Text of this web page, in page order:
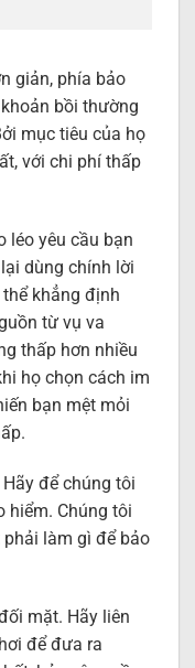
giản, phía bảo
bồi thường
mục tiêu của họ
với chi phí thấp
léo yêu cầu bạn
dùng chính lời
khẳng định
từ vụ va
thấp hơn nhiều
họ chọn cách im
bạn mệt mỏi
để chúng tôi
hiểm. Chúng tôi
phải làm gì để bảo
mặt. Hãy liên
để đưa ra